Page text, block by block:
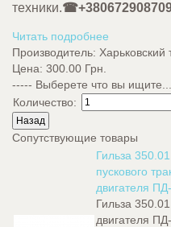
техники.
Читать подробнее
Производитель: Харьковский
Цена: 300.00 Грн.
----- Выберете что вы
Количество:
Сопутствующие товары
Гильза
пускового
двигателя
Гильза
двигателя